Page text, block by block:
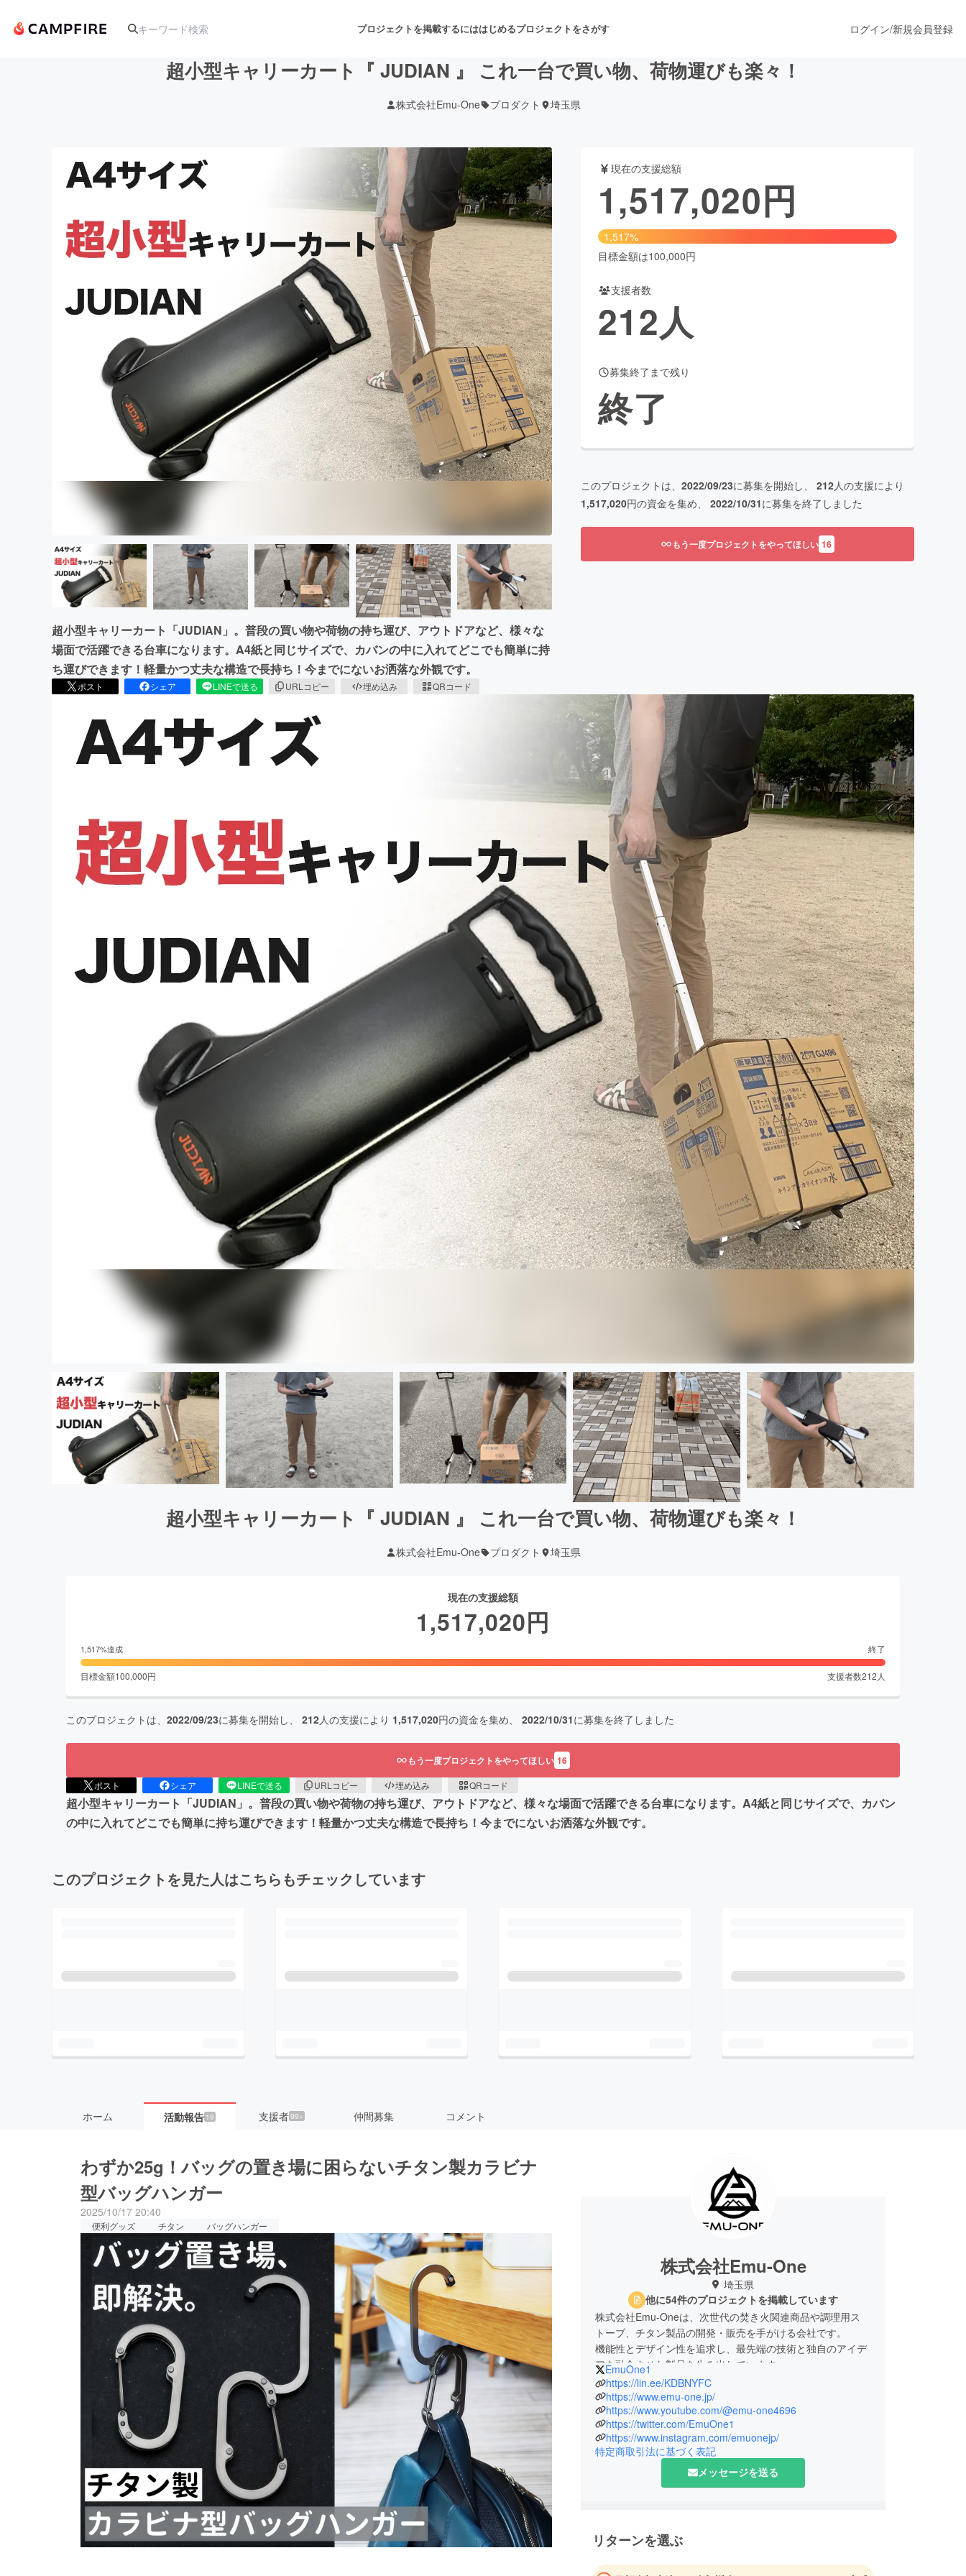
プロジェクトを掲載するにははじめるプロジェクトをさがす
アート・写真 舞台・パフォーマンス
テクノロジー・ガジェット ゲーム・サービス開発 フード・飲食店 ファッション
映像・映画 書籍・雑誌出版 アニメ・漫画
ビジネス・起業 チャレンジ ビューティー・ヘルスケア
まちづくり・地域活性化
CAMPFIRE for Social GoodCAMPFIRE Creation
CAMPFIREふるさと納税machi-yaコミュニティ
ログイン/新規会員登録
超小型キャリーカート『 JUDIAN 』 これ一台で買い物、荷物運びも楽々！
株式会社Emu-One プロダクト 埼玉県
超小型キャリーカート「JUDIAN」。普段の買い物や荷物の持ち運び、アウトドアなど、様々な
場面で活躍できる台車になります。A4紙と同じサイズで、カバンの中に入れてどこでも簡単に持
ち運びできます！軽量かつ丈夫な構造で長持ち！今までにないお洒落な外観です。
ポスト シェア LINEで送る URLコピー 埋め込み QRコード
現在の支援総額
1,517,020円
1,517%
目標金額は100,000円
支援者数
212人
募集終了まで残り
終了
このプロジェクトは、 2022/09/23に募集を開始し、 212人の支援により
1,517,020円の資金を集め、 2022/10/31に募集を終了しました
もう一度プロジェクトをやってほしい 16
超小型キャリーカート『 JUDIAN 』 これ一台で買い物、荷物運びも楽々！
株式会社Emu-One プロダクト 埼玉県
現在の支援総額
1,517,020円
1,517%達成 終了
目標金額100,000円 支援者数212 人
このプロジェクトは、 2022/09/23に募集を開始し、 212人の支援により 1,517,020円の資金を集め、 2022/10/31に募集を終了しました
もう一度プロジェクトをやってほしい 16
ポスト シェア LINEで送る URLコピー 埋め込み QRコード
超小型キャリーカート「JUDIAN」。普段の買い物や荷物の持ち運び、アウトドアなど、様々な場面で活躍できる台車になります。A4紙と同じサイズで、カバン
の中に入れてどこでも簡単に持ち運びできます！軽量かつ丈夫な構造で長持ち！今までにないお洒落な外観です。
このプロジェクトを見た人はこちらもチェックしています
ホーム 活動報告 19 支援者99+ 仲間募集 コメント
わずか25g！バッグの置き場に困らないチタン製カラビナ
型バッグハンガー
2025/10/17 20:40
便利グッズ チタン バッグハンガー
株式会社Emu-One
埼玉県
他に54件のプロジェクトを掲載しています
株式会社Emu-Oneは、次世代の焚き火関連商品や調理用ス
トーブ、チタン製品の開発・販売を手がける会社です。
機能性とデザイン性を追求し、最先端の技術と独自のアイデ
アを融合させた製品を生み出しています。
これまでにない体験を皆様にお届けすることを目指していま
す。
EmuOne1
https://lin.ee/KDBNYFC
https://www.emu-one.jp/
https://www.youtube.com/@emu-one4696
https://twitter.com/EmuOne1
https://www.instagram.com/emuonejp/
特定商取引法に基づく表記
メッセージを送る
リターンを選ぶ